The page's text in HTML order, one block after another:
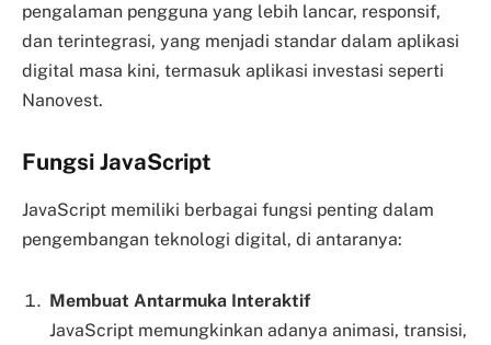
pengalaman pengguna yang lebih lancar, responsif,
dan terintegrasi, yang menjadi standar dalam aplikasi
digital masa kini, termasuk aplikasi investasi seperti
Nanovest.
Fungsi JavaScript
JavaScript memiliki berbagai fungsi penting dalam
pengembangan teknologi digital, di antaranya:
Membuat Antarmuka Interaktif
JavaScript memungkinkan adanya animasi, transisi,